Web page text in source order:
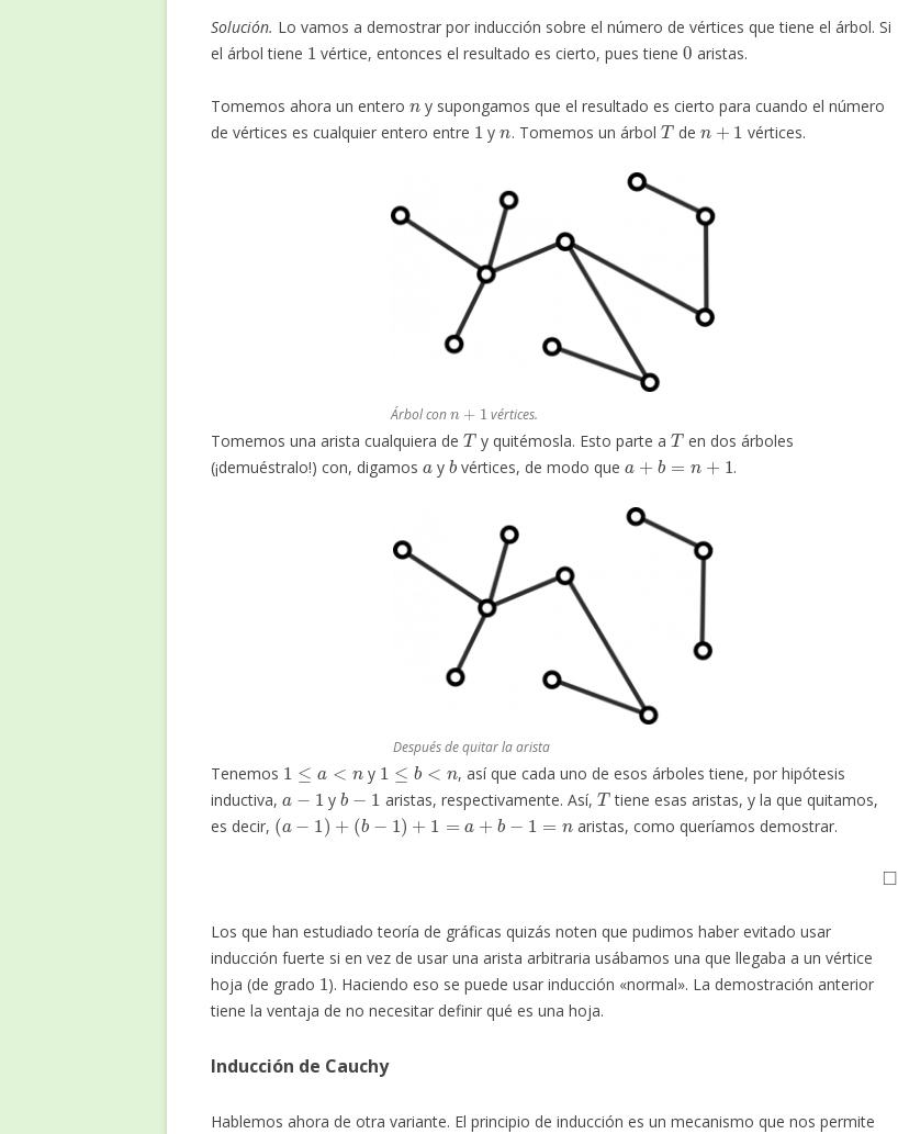
Solución. Lo vamos a demostrar por inducción sobre el número de vértices que tiene el árbol. Si
el árbol tiene
1
vértice, entonces el resultado es cierto, pues tiene
0
aristas.
Tomemos ahora un entero
y supongamos que el resultado es cierto para cuando el número
de vértices es cualquier entero entre
1
y
n
. Tomemos un árbol
T
de
n+1
vértices.
Árbol con vértices.
Tomemos una arista cualquiera de
T
y quitémosla. Esto parte a
T
en dos árboles
(¡demuéstralo!) con, digamos
a
y
b
vértices, de modo que
a+b= n +1
.
Después de quitar la arista
Tenemos y
≤b<n
, así que cada uno de esos árboles tiene, por hipótesis
inductiva,
a −1
y
b −1
aristas, respectivamente. Así,
T
tiene esas aristas, y la que quitamos,
es decir,
(a− )+( b 1 )+ 1=a+b −1=n
aristas, como queríamos demostrar.
◻
Los que han estudiado teoría de gráficas quizás noten que pudimos haber evitado usar
inducción fuerte si en vez de usar una arista arbitraria usábamos una que llegaba a un vértice
hoja (de grado
1
). Haciendo eso se puede usar inducción «normal». La demostración anterior
tiene la ventaja de no necesitar definir qué es una hoja.
Inducción de Cauchy
Hablemos ahora de otra variante. El principio de inducción es un mecanismo que nos permite